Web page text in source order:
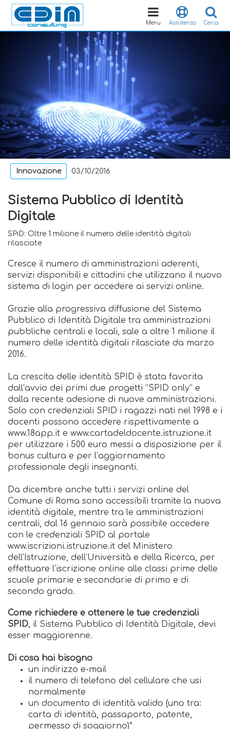
Cerca
Assistenza
Toggle
navigation
Menu
Innovazione 03/10/2016
Sistema Pubblico di Identità
Digitale
SPiD: Oltre 1 milione il numero delle identità digitali
rilasciate
Cresce il numero di amministrazioni aderenti,
servizi disponibili e cittadini che utilizzano il nuovo
sistema di login per accedere ai servizi online.
Grazie alla progressiva diffusione del Sistema
Pubblico di Identità Digitale tra amministrazioni
pubbliche centrali e locali, sale a oltre 1 milione il
numero delle identità digitali rilasciate da marzo
2016.
La crescita delle identità SPID è stata favorita
dall’avvio dei primi due progetti “SPID only” e
dalla recente adesione di nuove amministrazioni.
Solo con credenziali SPID i ragazzi nati nel 1998 e i
docenti possono accedere rispettivamente a
www.18app.it e www.cartadeldocente.istruzione.it
per utilizzare i 500 euro messi a disposizione per il
bonus cultura e per l’aggiornamento
professionale degli insegnanti.
Da dicembre anche tutti i servizi online del
Comune di Roma sono accessibili tramite la nuova
identità digitale, mentre tra le amministrazioni
centrali, dal 16 gennaio sarà possibile accedere
con le credenziali SPID al portale
www.iscrizioni.istruzione.it del Ministero
dell’Istruzione, dell’Università e della Ricerca, per
effettuare l’iscrizione online alle classi prime delle
scuole primarie e secondarie di primo e di
secondo grado.
Come richiedere e ottenere le tue credenziali
SPID, il Sistema Pubblico di Identità Digitale, devi
esser maggiorenne.
Di cosa hai bisogno
un indirizzo e-mail
il numero di telefono del cellulare che usi
normalmente
un documento di identità valido (uno tra:
carta di identità, passaporto, patente,
permesso di soggiorno)*